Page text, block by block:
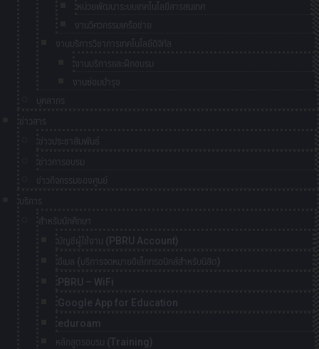
หน่วยพัฒนาระบบเทคโนโลยีสารสนเทศ
งานวิศวกรรมเครือข่าย
งานบริการวิชาการเทคโนโลยีดิจิทัล
งานบริการและฝึกอบรม
งานซ่อมบำรุง
บุคลากร
ข่าวสาร
ข่าวประชาสัมพันธ์
ข่าวการอบรม
ข่าวกิจกรรมของศูนย์
บริการ
สำหรับนักศึกษา
บัญชีผู้ใช้งาน (PBRU Account)
อีเมล (บริการจดหมายอิเล็กทรอนิกส์สำหรับนิสิต)
PBRU – WiFi
Google App for Education
eduroam
หลักสูตรอบรม (Training)